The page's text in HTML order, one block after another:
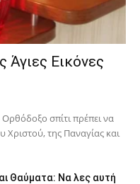
Άγιες Εικόνες
σπίτι πρέπει να
Χριστού, της Παν­αγίας και
Θαύματα: Να λες αυτή